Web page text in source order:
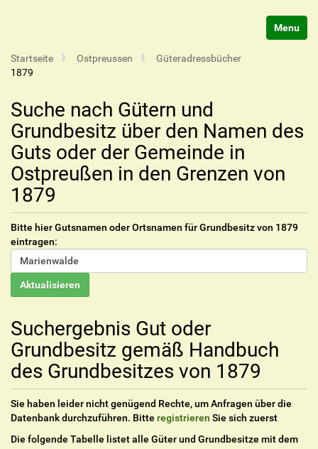
Startseite Ostpreussen
Güteradressbücher
1879
Suche nach Gütern und
Grundbesitz über den Namen des
Guts oder der Gemeinde in
Ostpreußen in den Grenzen von
1879
Bitte hier Gutsnamen oder Ortsnamen für Grundbesitz von 1879
eintragen:
Suchergebnis Gut oder
Grundbesitz gemäß Handbuch
des Grundbesitzes von 1879
Sie haben leider nicht genügend Rechte, um Anfragen über die
Datenbank durchzuführen. Bitte registrieren Sie sich zuerst
Die folgende Tabelle listet alle Güter und Grundbesitze mit dem